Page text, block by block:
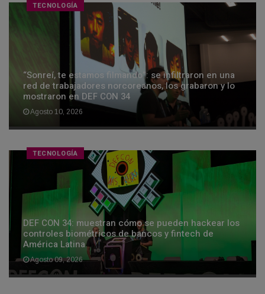
TECNOLOGÍA
“Sonreí, te estamos filmando”: se infiltraron en una
red de trabajadores norcoreanos, los grabaron y lo
mostraron en DEF CON 34
Agosto 10, 2026
TECNOLOGÍA
DEF CON 34: muestran cómo se pueden hackear los
controles biométricos de bancos y fintech de
América Latina
Agosto 09, 2026